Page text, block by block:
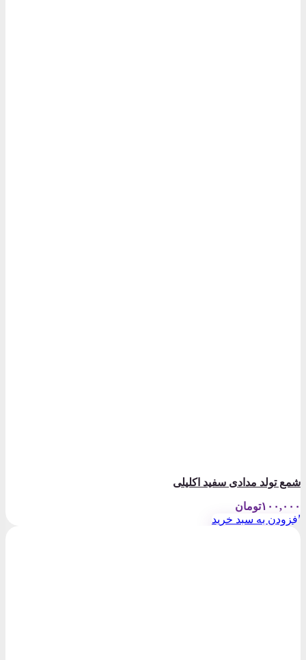
شمع تولد مدادی سفید اکلیلی
۱۰۰,۰۰۰تومان
افزودن به سبد خرید